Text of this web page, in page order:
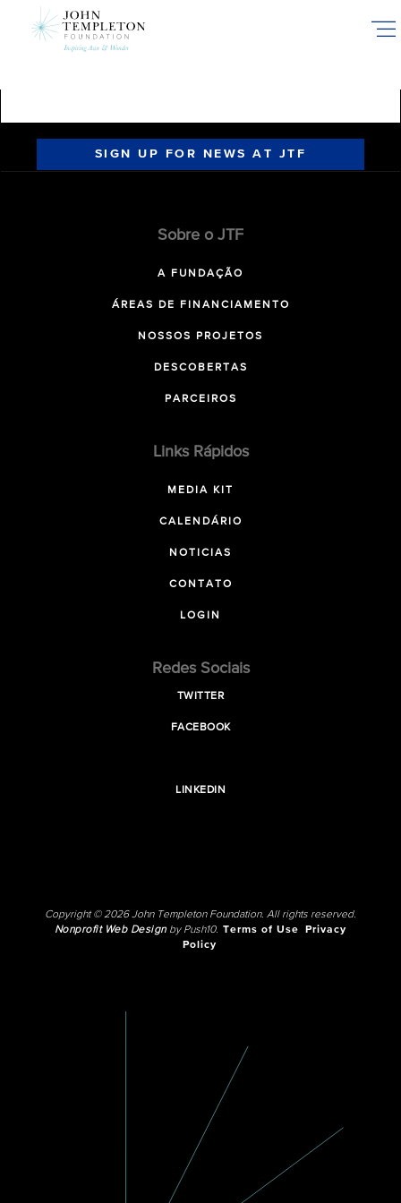
SIGN UP FOR NEWS AT JTF
Sobre o JTF
A FUNDAÇÃO
ÁREAS DE FINANCIAMENTO
NOSSOS PROJETOS
DESCOBERTAS
PARCEIROS
Links Rápidos
MEDIA KIT
CALENDÁRIO
NOTICIAS
CONTATO
LOGIN
Redes Sociais
TWITTER
FACEBOOK
LINKEDIN
Copyright © 2026 John Templeton Foundation. All rights reserved.
Nonprofit Web Designby Push10. Terms of Use
Privacy
Policy